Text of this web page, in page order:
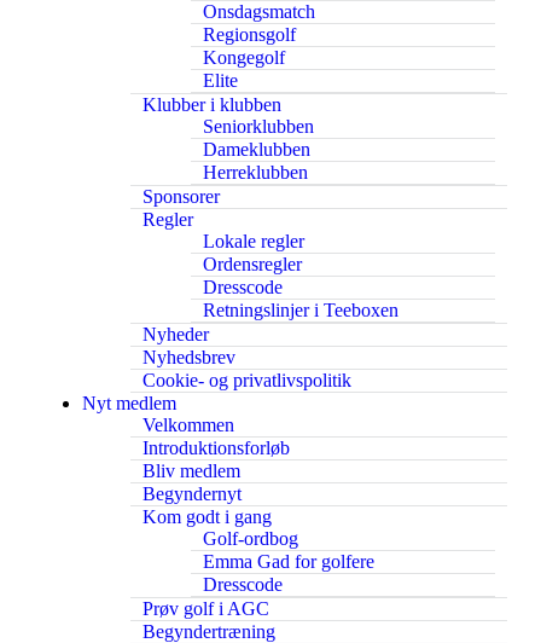
Onsdagsmatch
Regionsgolf
Kongegolf
Elite
Klubber i klubben
Seniorklubben
Dameklubben
Herreklubben
Sponsorer
Regler
Lokale regler
Ordensregler
Dresscode
Retningslinjer i Teeboxen
Nyheder
Nyhedsbrev
Cookie- og privatlivspolitik
Nyt medlem
Velkommen
Introduktionsforløb
Bliv medlem
Begyndernyt
Kom godt i gang
Golf-ordbog
Emma Gad for golfere
Dresscode
Prøv golf i AGC
Begyndertræning